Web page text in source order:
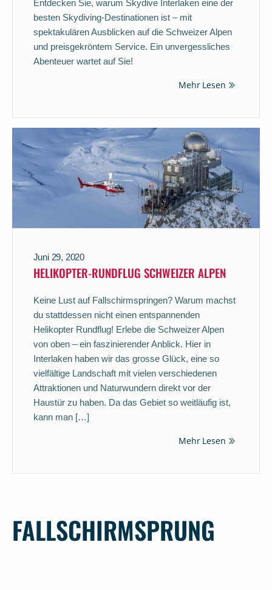
Entdecken Sie, warum Skydive Interlaken eine der
besten Skydiving-Destinationen ist – mit
spektakulären Ausblicken auf die Schweizer Alpen
und preisgekröntem Service. Ein unvergessliches
Abenteuer wartet auf Sie!
Mehr Lesen
Juni 29, 2020
HELIKOPTER-RUNDFLUG SCHWEIZER ALPEN
Keine Lust auf Fallschirmspringen? Warum machst
du stattdessen nicht einen entspannenden
Helikopter Rundflug! Erlebe die Schweizer Alpen
von oben – ein faszinierender Anblick. Hier in
Interlaken haben wir das grosse Glück, eine so
vielfältige Landschaft mit vielen verschiedenen
Attraktionen und Naturwundern direkt vor der
Haustür zu haben. Da das Gebiet so weitläufig ist,
kann man […]
Mehr Lesen
FALLSCHIRMSPRUNG